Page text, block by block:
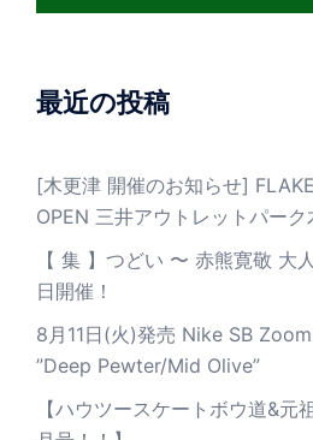
最近の投稿
[木更津 開催のお知らせ]
OPEN 三井アウトレットパーク
【 集 】つどい 〜 赤熊寛敬 大
日開催！
8月11日(火)発売 Nike SB
”Deep Pewter/Mid Olive”
【ハウツースケートボウ道&